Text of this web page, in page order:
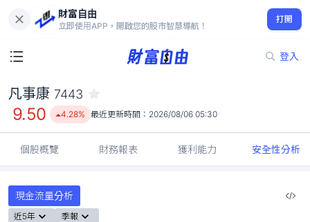
財富自由
立即使用APP，開啟您的股市智慧導航！
打開
登入
9.50
4.28%
凡事康 7443
9.50 4.28% 最近更新時間： 2026/08/06 05:30
個股概覽 財務報表 獲利能力 安全性分析
現金流量分析
近5年 季報